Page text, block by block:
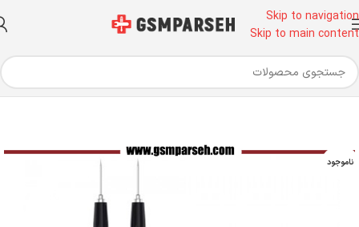
Skip to navigation
Skip to main content
خانه ابزار آلات تعمیرات موبایل ابزار تعمیرات موبایل مولتی متر
ناموجود